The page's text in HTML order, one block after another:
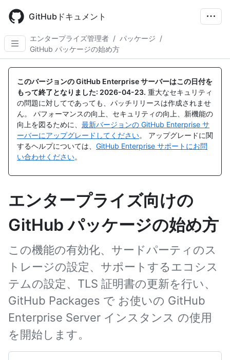
main
content
GitHubドキュメント
エンタープライズ管理者 / パッケージ /
GitHub パッケージの始め方
このバージョンの GitHub Enterprise サーバーはこの日付を
もって終了となりました: 2026-04-23. 重大なセキュリティ
の問題に対してであっても、パッチリリースは作成されませ
ん。 パフォーマンスの向上、セキュリティの向上、新機能の
向上を図るために、 最新バージョンの GitHub Enterprise サ
ーバーにアップグレードしてください。 アップグレードに関
するヘルプについては、 GitHub Enterprise サポートにお問
い合わせください。
エンタープライズ向けの
GitHub パッケージの始め方
この機能の有効化、サードパーティのス
トレージの設定、サポートするエコシス
テムの設定、TLS 証明書の更新を行い、
GitHub Packages で お使いの GitHub
Enterprise Server インスタンス の使用
を開始します。